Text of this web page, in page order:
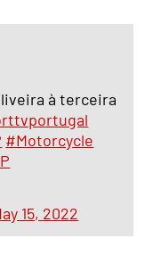
à terceira
#Motorcycle
15, 2022